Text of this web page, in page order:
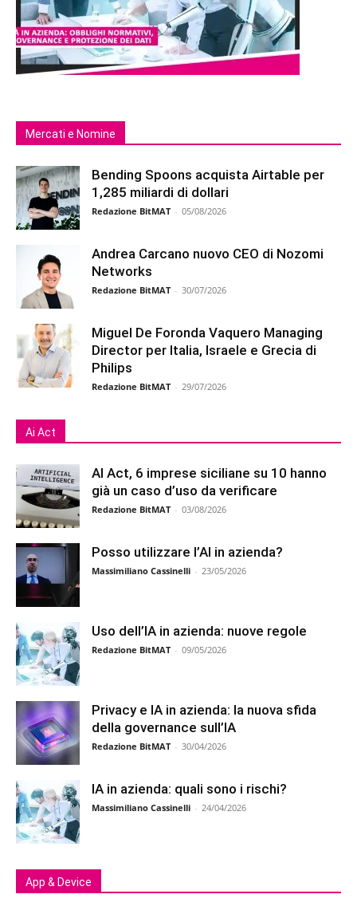
Mercati e Nomine
Bending Spoons acquista Airtable per
1,285 miliardi di dollari
Redazione BitMAT - 05/08/2026
Andrea Carcano nuovo CEO di Nozomi
Networks
Redazione BitMAT - 30/07/2026
Miguel De Foronda Vaquero Managing
Director per Italia, Israele e Grecia di
Philips
Redazione BitMAT - 29/07/2026
Ai Act
AI Act, 6 imprese siciliane su 10 hanno
già un caso d’uso da verificare
Redazione BitMAT - 03/08/2026
Posso utilizzare l’AI in azienda?
Massimiliano Cassinelli - 23/05/2026
Uso dell’IA in azienda: nuove regole
Redazione BitMAT - 09/05/2026
Privacy e IA in azienda: la nuova sfida
della governance sull’IA
Redazione BitMAT - 30/04/2026
IA in azienda: quali sono i rischi?
Massimiliano Cassinelli - 24/04/2026
App & Device